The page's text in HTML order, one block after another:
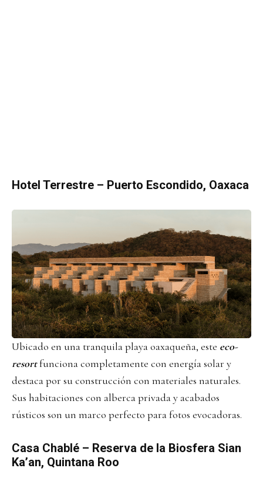
Hotel Terrestre – Puerto Escondido, Oaxaca
Ubicado en una tranquila playa oaxaqueña, este eco-
resortfunciona completamente con energía solar y
destaca por su construcción con materiales naturales.
Sus habitaciones con alberca privada y acabados
rústicos son un marco perfecto para fotos evocadoras.
Casa Chablé – Reserva de la Biosfera Sian
Ka’an, Quintana Roo